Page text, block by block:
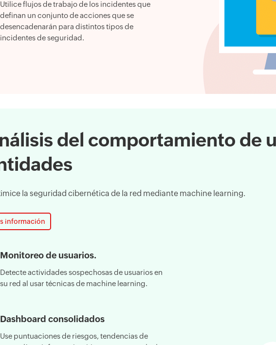
Utilice flujos de trabajo de los incidentes que
definan un conjunto de acciones que se
desencadenarán para distintos tipos de
incidentes de seguridad.
del comportamiento de
la seguridad cibernética de la red mediante machine learning.
información
Monitoreo de usuarios.
Detecte actividades sospechosas de usuarios en
su red al usar técnicas de machine learning.
Dashboard consolidados
Use puntuaciones de riesgos, tendencias de